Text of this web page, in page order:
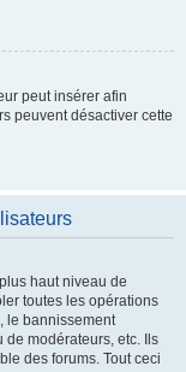
peut insérer afin
peuvent désactiver cette
haut niveau de
toutes les opérations
le bannissement
de modérateurs, etc. Ils
des forums. Tout ceci